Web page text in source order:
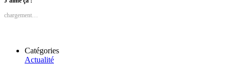
chargement…
Catégories
Actualité